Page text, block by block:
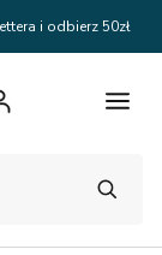
i odbierz 50zł